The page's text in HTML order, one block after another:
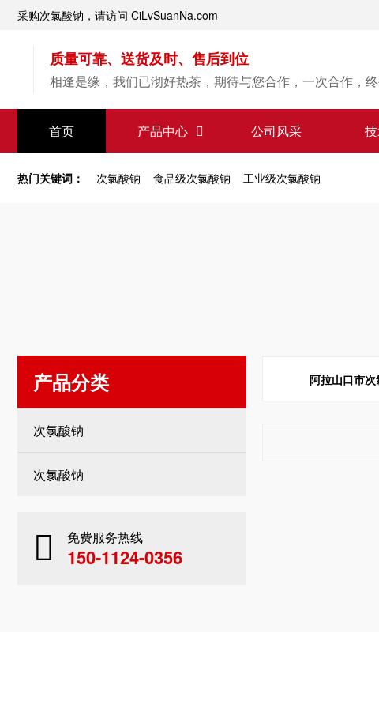
采购次氯酸钠，请访问 CiLvSuanNa.com
质量可靠、送货及时、售后到位
相逢是缘，我们已沏好热茶，期待与您合作，一次合作，终
首页 产品中心 公司风采
【次氯酸钠】源头直供
专业经验，值得信赖
热门关键词： 次氯酸钠 食品级次氯酸钠 工业级次氯酸钠
产品分类
次氯酸钠
次氯酸钠
免费服务热线
150-1124-0356
阿拉山口市次